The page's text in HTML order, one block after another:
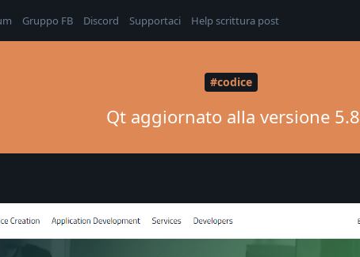
Gruppo FB Discord Supportaci Help scrittura post
#codice
Qt aggiornato alla versione 5.8